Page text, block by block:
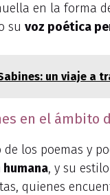
en la forma
su voz poética
un viaje a
en el ámbito
los poemas y
, y su
quienes